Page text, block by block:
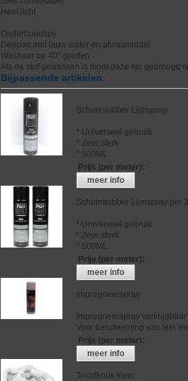
Heel licht
Onderhoudtips
Deppen met lauw water en afwasmiddel
Wasbaar op 40° graden
Als de stof gewassen is moet deze lijn gedroogd
Bijpassende artikelen
Schuimrubber Lijmspray
* Universeel gebruik
* Zeer sterk
* 500ML
Prijs (per meter):
meer info
Schuimrubber Lijmspray per
* Universeel gebruik
* Zeer sterk
* 500ML
Prijs (per meter):
meer info
Impregneerspray
Impregneerspray
Voor bescherming van leer
Prijs (per meter):
meer info
Tricotkous klein